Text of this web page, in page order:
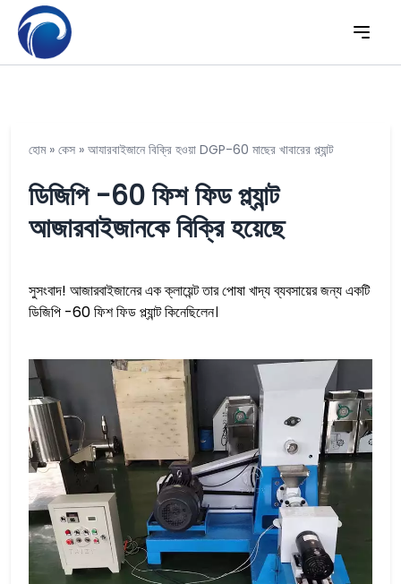
হোম» কেস » আযারবাইজানে বিক্রি হওয়া DGP-60 মাছের খাবারের প্ল্যান্ট
ডিজিপি -60 ফিশ ফিড প্ল্যান্ট
আজারবাইজানকে বিক্রি হয়েছে
সুসংবাদ! আজারবাইজানের এক ক্লায়েন্ট তার পোষা খাদ্য ব্যবসায়ের জন্য একটি
ডিজিপি -60 ফিশ ফিড প্ল্যান্ট কিনেছিলেন।